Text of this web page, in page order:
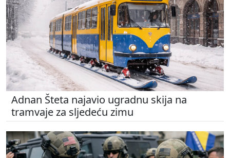
Adnan Šteta najavio ugradnu skija na
tramvaje za sljedeću zimu